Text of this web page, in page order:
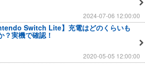
2024-07-06 12:00:00
Switch Lite】充電はどのくらいも
？実機で確認！
2020-05-05 12:00:00